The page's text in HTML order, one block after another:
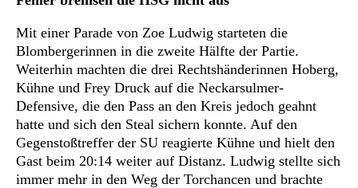
Mit einer Parade von Zoe Ludwig starteten die
Blombergerinnen in die zweite Hälfte der Partie.
Weiterhin machten die drei Rechtshänderinnen Hoberg,
Kühne und Frey Druck auf die Neckarsulmer-
Defensive, die den Pass an den Kreis jedoch geahnt
hatte und sich den Steal sichern konnte. Auf den
Gegenstoßtreffer der SU reagierte Kühne und hielt den
Gast beim 20:14 weiter auf Distanz. Ludwig stellte sich
immer mehr in den Weg der Torchancen und brachte